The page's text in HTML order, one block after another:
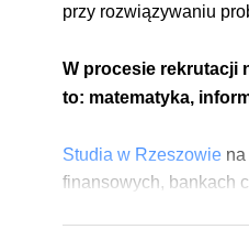
przy rozwiązywaniu
W procesie rekrutacji
to: matematyka,
Studia w Rzeszowie
finansowych, bankach